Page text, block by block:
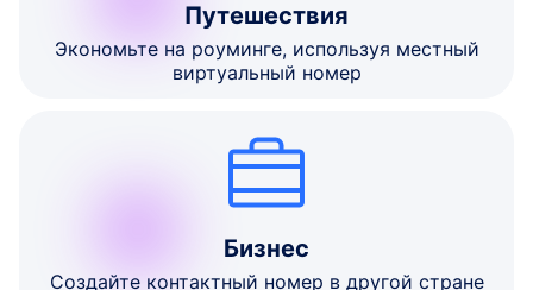
Путешествия
Экономьте на роуминге, используя местный
виртуальный номер
Бизнес
Создайте контактный номер в другой стране